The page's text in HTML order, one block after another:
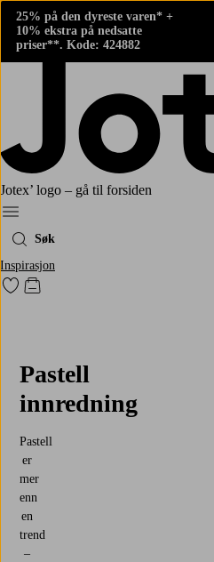
25% på den dyreste varen* +
10% ekstra på nedsatte
priser**. Kode: 424882
Jotex’ logo – gå til forsiden
Meny
Søk
Inspirasjon
Gå til favorittmerkede produkter
Gå til handlekurven
Pastell
innredning
Pastell
er
mer
enn
en
trend
–